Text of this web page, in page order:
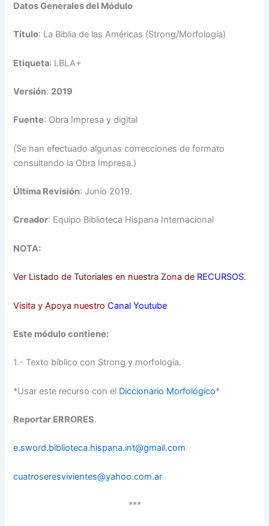
Datos Generales del Módulo
Título: La Biblia de las Américas (Strong/Morfología)
Etiqueta: LBLA+
Versión: 2019
Fuente: Obra Impresa y digital
(Se han efectuado algunas correcciones de formato
consultando la Obra Impresa.)
Última Revisión: Junio 2019.
Creador: Equipo Biblioteca Hispana Internacional
NOTA:
Ver Listado de Tutoriales en nuestra Zona de RECURSOS.
Visita y Apoya nuestro Canal Youtube
Este módulo contiene:
1.- Texto bíblico con Strong y morfología.
*Usar este recurso con el Diccionario Morfológico*
Reportar ERRORES.
e.sword.biblioteca.hispana.int@gmail.com
cuatroseresvivientes@yahoo.com.ar
***